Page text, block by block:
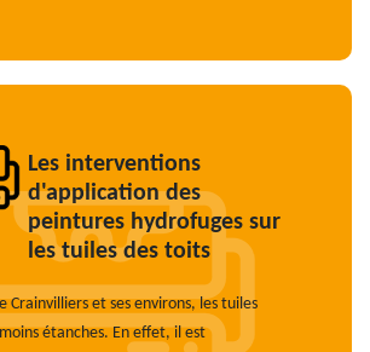
Les interventions
d'application des
peintures hydrofuges sur
les tuiles des toits
Crainvilliers et ses environs, les tuiles
étanches. En effet, il est